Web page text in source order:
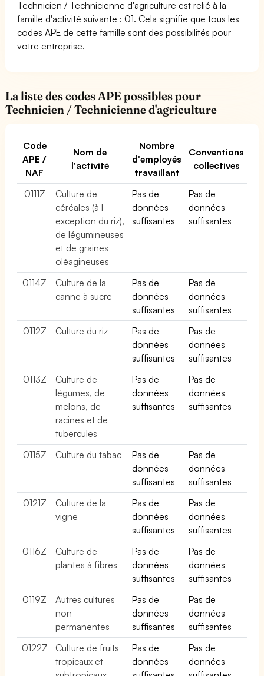
Technicien / Technicienne d'agriculture est relié à la
famille d'activité suivante : 01. Cela signifie que tous les
codes APE de cette famille sont des possibilités pour
votre entreprise.
La liste des codes APE possibles pour
Technicien / Technicienne d'agriculture
Code
APE /
NAF
Nom de
l'activité
Nombre
d'employés
travaillant
Conventions
collectives
0111Z
Culture de
céréales (à l
exception du riz),
de légumineuses
et de graines
oléagineuses
Pas de
données
suffisantes
Pas de
données
suffisantes
0114Z
Culture de la
canne à sucre
Pas de
données
suffisantes
Pas de
données
suffisantes
0112Z
Culture du riz
Pas de
données
suffisantes
Pas de
données
suffisantes
0113Z
Culture de
légumes, de
melons, de
racines et de
tubercules
Pas de
données
suffisantes
Pas de
données
suffisantes
0115Z Culture du tabac
Pas de
données
suffisantes
Pas de
données
suffisantes
0121Z
Culture de la
vigne
Pas de
données
suffisantes
Pas de
données
suffisantes
0116Z
Culture de
plantes à fibres
Pas de
données
suffisantes
Pas de
données
suffisantes
0119Z
Autres cultures
non
permanentes
Pas de
données
suffisantes
Pas de
données
suffisantes
0122Z
Culture de fruits
tropicaux et
Pas de
données
Pas de
données